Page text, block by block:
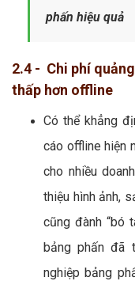
phấn hiệu quả
2.4 - Chi phí
thấp hơn offline
Có thể khẳng
cáo offline hiện
cho nhiều
thiệu hình ảnh,
cũng đành “bó
bảng phấn đã
nghiệp bảng